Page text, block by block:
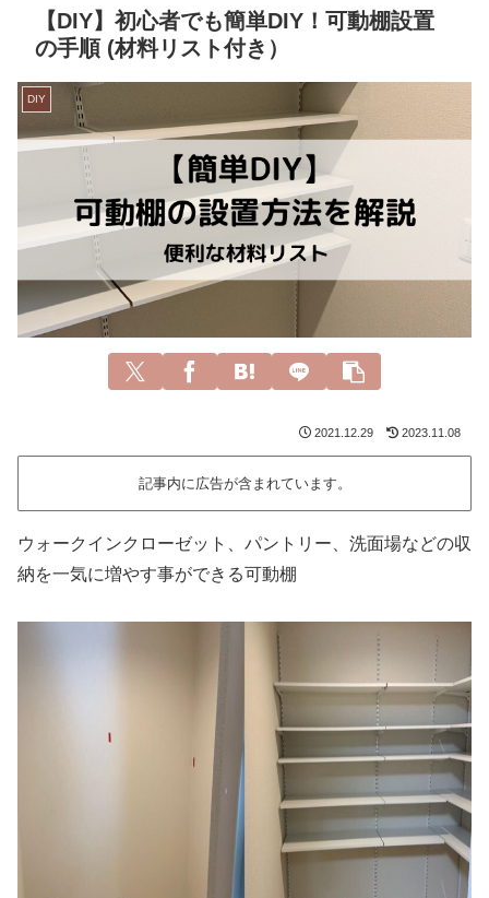
【DIY】初心者でも簡単DIY！可動棚設置
の手順 (材料リスト付き）
DIY
2021.12.29 2023.11.08
記事内に広告が含まれています。
ウォークインクローゼット、パントリー、洗面場などの収
納を一気に増やす事ができる可動棚